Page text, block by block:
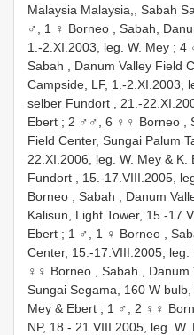
Malaysia Malaysia,, Sabah
♂, 1 ♀ Borneo , Sabah,
1.-2.XI.2003, leg. W. Mey ; 4
Sabah , Danum Valley Field
Campside, LF, 1.-2.XI.2003,
selber Fundort , 21.-
Ebert ; 2 ♂♂, 6 ♀♀ Borneo ,
Field Center, Sungai Palum
22.XI.2006, leg. W. Mey & K.
Fundort , 15.-17.VIII.2005,
Borneo , Sabah , Danum
Kalisun, Light Tower, 15.-
Ebert ; 1 ♂, 1 ♀ Borneo ,
Center, 15.-17.VIII.2005, leg.
♀♀ Borneo , Sabah , Danum
Sungai Segama, 160 W
Mey & Ebert ; 1 ♂, 2 ♀♀
NP, 18.- 21.VIII.2005, leg. W.